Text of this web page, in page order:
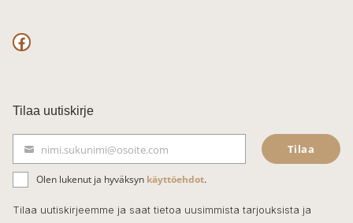
F
c
e
b
o
o
Tilaa uutiskirje
ä
h
k
nimi.sukunimi@osoite.com Tilaa
Olen lukenut ja hyväksyn käyttöehdot.
Tilaa uutiskirjeemme ja saat tietoa uusimmista tarjouksista ja